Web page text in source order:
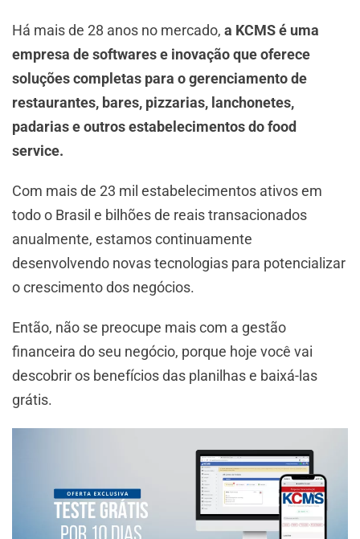
Há mais de 28 anos no mercado, a KCMS é uma
empresa de softwares e inovação que oferece
soluções completas para o gerenciamento de
restaurantes, bares, pizzarias, lanchonetes,
padarias e outros estabelecimentos do food
service.
Com mais de 23 mil estabelecimentos ativos em
todo o Brasil e bilhões de reais transacionados
anualmente, estamos continuamente
desenvolvendo novas tecnologias para potencializar
o crescimento dos negócios.
Então, não se preocupe mais com a gestão
financeira do seu negócio, porque hoje você vai
descobrir os benefícios das planilhas e baixá-las
grátis.